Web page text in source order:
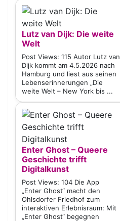
Lutz van Dijk: Die weite
Welt
Post Views: 115 Autor Lutz van
Dijk kommt am 4.5.2026 nach
Hamburg und liest aus seinen
Lebenserinnerungen „Die
weite Welt – New York bis ...
Enter Ghost – Queere
Geschichte trifft
Digitalkunst
Post Views: 104 Die App
„Enter Ghost“ macht den
Ohlsdorfer Friedhof zum
interaktiven Erlebnisraum: Mit
„Enter Ghost“ begegnen